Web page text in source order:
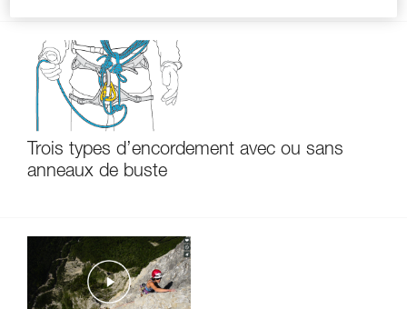
Trois types d’encordement avec ou sans
anneaux de buste